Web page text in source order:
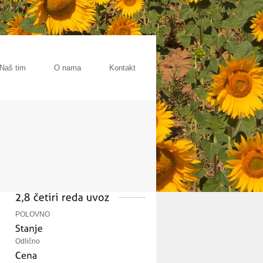
Naš tim O nama Kontakt
POLOVNO
Odlično